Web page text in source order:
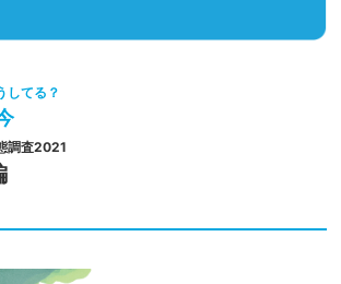
してる？
調査2021